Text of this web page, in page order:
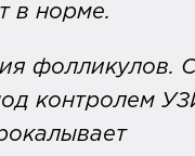
в норме.
фолликулов.
контролем